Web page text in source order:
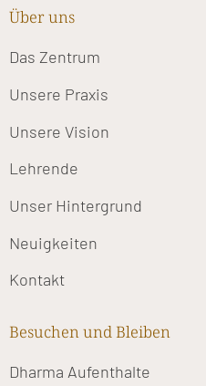
Über uns
Das Zentrum
Unsere Praxis
Unsere Vision
Lehrende
Unser Hintergrund
Neuigkeiten
Kontakt
Besuchen und Bleiben
Dharma Aufenthalte